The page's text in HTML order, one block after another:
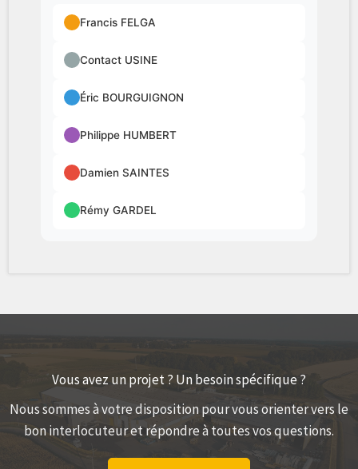
Francis FELGA
Contact USINE
Éric BOURGUIGNON
Philippe HUMBERT
Damien SAINTES
Rémy GARDEL
Vous avez un projet ? Un besoin spécifique ?
Nous sommes à votre disposition pour vous orienter vers le
bon interlocuteur et répondre à toutes vos questions.